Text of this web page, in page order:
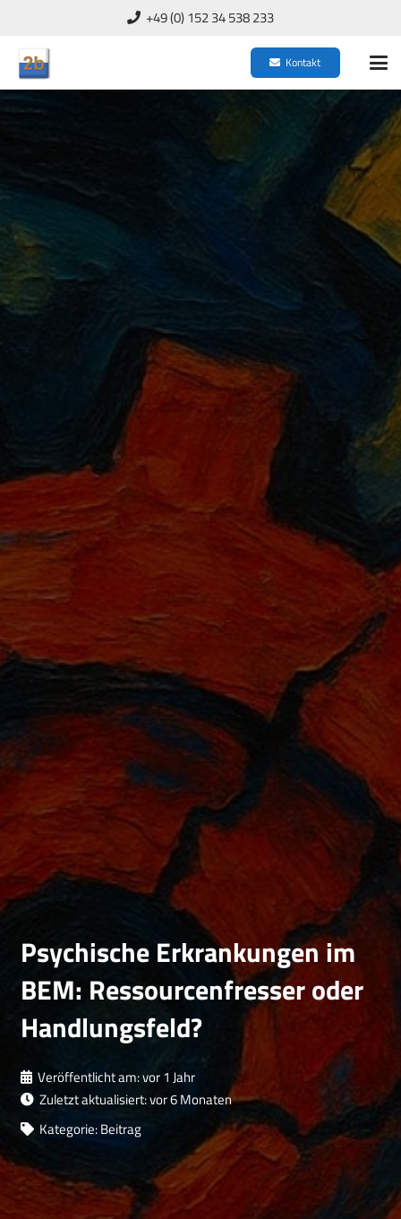
+49 (0) 152 34 538 233
Kontakt
Psychische Erkrankungen im
BEM: Ressourcenfresser oder
Handlungsfeld?
Veröffentlicht am:vor 1 Jahr
Zuletzt aktualisiert:vor 6 Monaten
Kategorie:Beitrag